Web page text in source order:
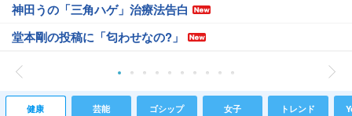
神田うの「三角ハゲ」治療法告白
堂本剛の投稿に「匂わせなの?」
健康 芸能 ゴシップ 女子 トレンド